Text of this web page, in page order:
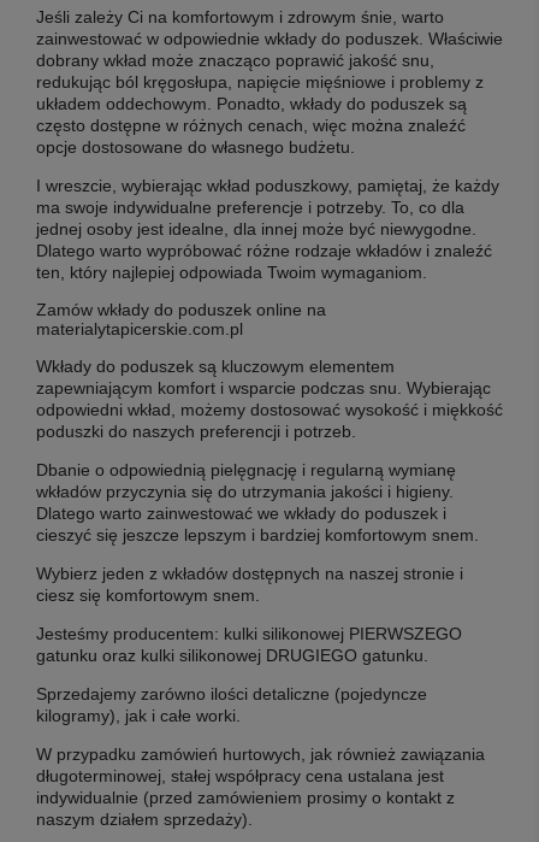
Jeśli zależy Ci na komfortowym i zdrowym śnie, warto
zainwestować w odpowiednie wkłady do poduszek. Właściwie
dobrany wkład może znacząco poprawić jakość snu,
redukując ból kręgosłupa, napięcie mięśniowe i problemy z
układem oddechowym. Ponadto, wkłady do poduszek są
często dostępne w różnych cenach, więc można znaleźć
opcje dostosowane do własnego budżetu.
I wreszcie, wybierając wkład poduszkowy, pamiętaj, że każdy
ma swoje indywidualne preferencje i potrzeby. To, co dla
jednej osoby jest idealne, dla innej może być niewygodne.
Dlatego warto wypróbować różne rodzaje wkładów i znaleźć
ten, który najlepiej odpowiada Twoim wymaganiom.
Zamów wkłady do poduszek online na
materialytapicerskie.com.pl
Wkłady do poduszek są kluczowym elementem
zapewniającym komfort i wsparcie podczas snu. Wybierając
odpowiedni wkład, możemy dostosować wysokość i miękkość
poduszki do naszych preferencji i potrzeb.
Dbanie o odpowiednią pielęgnację i regularną wymianę
wkładów przyczynia się do utrzymania jakości i higieny.
Dlatego warto zainwestować we wkłady do poduszek i
cieszyć się jeszcze lepszym i bardziej komfortowym snem.
Wybierz jeden z wkładów dostępnych na naszej stronie i
ciesz się komfortowym snem.
Jesteśmy producentem: kulki silikonowej PIERWSZEGO
gatunku oraz kulki silikonowej DRUGIEGO gatunku.
Sprzedajemy zarówno ilości detaliczne (pojedyncze
kilogramy), jak i całe worki.
W przypadku zamówień hurtowych, jak również zawiązania
długoterminowej, stałej współpracy cena ustalana jest
indywidualnie (przed zamówieniem prosimy o kontakt z
naszym działem sprzedaży).